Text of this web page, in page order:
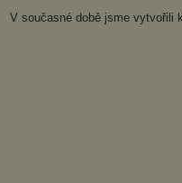
V současné době jsme vytvořili